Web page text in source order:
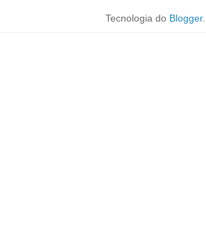
Tecnologia do Blogger.